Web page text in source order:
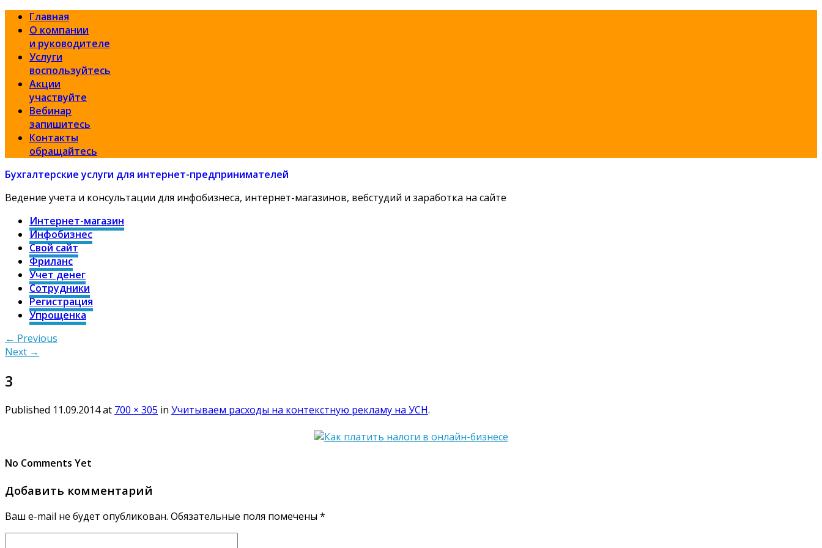
Главная
О компании
и руководителе
Услуги
воспользуйтесь
Акции
участвуйте
Вебинар
запишитесь
Контакты
обращайтесь
Бухгалтерские услуги для интернет-предпринимателей
Ведение учета и консультации для инфобизнеса, интернет-магазинов, вебстудий и заработка на сайте
Интернет-магазин
Инфобизнес
Свой сайт
Фриланс
Учет денег
Сотрудники
Регистрация
Упрощенка
← Previous
Next →
3
Published 11.09.2014at 700 × 305 in Учитываем расходы на контекстную рекламу на УСН.
No Comments Yet
Добавить комментарий
Ваш e-mail не будет опубликован. Обязательные поля помечены *